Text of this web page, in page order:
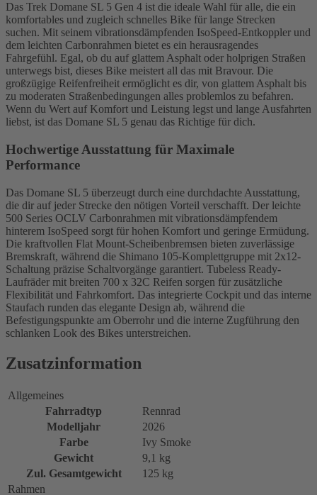
Das Trek Domane SL 5 Gen 4 ist die ideale Wahl für alle, die ein
komfortables und zugleich schnelles Bike für lange Strecken
suchen. Mit seinem vibrationsdämpfenden IsoSpeed-Entkoppler und
dem leichten Carbonrahmen bietet es ein herausragendes
Fahrgefühl. Egal, ob du auf glattem Asphalt oder holprigen Straßen
unterwegs bist, dieses Bike meistert all das mit Bravour. Die
großzügige Reifenfreiheit ermöglicht es dir, von glattem Asphalt bis
zu moderaten Straßenbedingungen alles problemlos zu befahren.
Wenn du Wert auf Komfort und Leistung legst und lange Ausfahrten
liebst, ist das Domane SL 5 genau das Richtige für dich.
Hochwertige Ausstattung für Maximale
Performance
Das Domane SL 5 überzeugt durch eine durchdachte Ausstattung,
die dir auf jeder Strecke den nötigen Vorteil verschafft. Der leichte
500 Series OCLV Carbonrahmen mit vibrationsdämpfendem
hinterem IsoSpeed sorgt für hohen Komfort und geringe Ermüdung.
Die kraftvollen Flat Mount-Scheibenbremsen bieten zuverlässige
Bremskraft, während die Shimano 105-Komplettgruppe mit 2x12-
Schaltung präzise Schaltvorgänge garantiert. Tubeless Ready-
Laufräder mit breiten 700 x 32C Reifen sorgen für zusätzliche
Flexibilität und Fahrkomfort. Das integrierte Cockpit und das interne
Staufach runden das elegante Design ab, während die
Befestigungspunkte am Oberrohr und die interne Zugführung den
schlanken Look des Bikes unterstreichen.
Zusatzinformation
Allgemeines
Fahrradtyp
Rennrad
Modelljahr
2026
Farbe
Ivy Smoke
Gewicht
9,1 kg
Zul. Gesamtgewicht
125 kg
Rahmen